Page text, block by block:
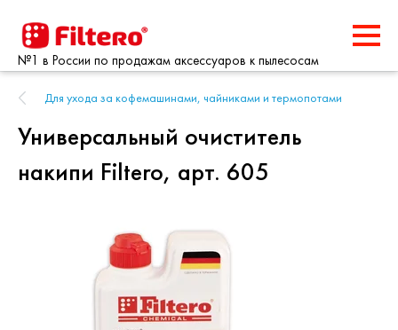
№1 в России по продажам аксессуаров к пылесосам
Для ухода за кофемашинами, чайниками и термопотами
Универсальный очиститель
накипи Filtero, арт. 605